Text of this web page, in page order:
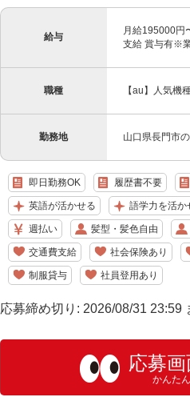
給与
月給195000円
支給 賞与有※
職種 【au】人気機
勤務地 山口県長門市
即日勤務OK 履歴書不要
英語が活かせる 語学力を活か
週払い 髪型・髪色自由
交通費支給 社会保険あり
制服貸与 社員登用あり
応募締め切り: 2026/08/31 23:59
応募
かんた